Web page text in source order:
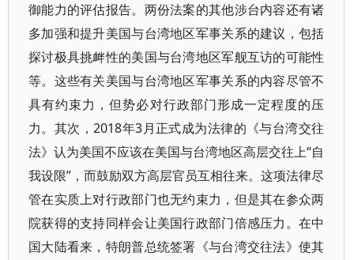
御能力的评估报告。两份法案的其他涉台内容还有诸
多加强和提升美国与台湾地区军事关系的建议，包括
探讨极具挑衅性的美国与台湾地区军舰互访的可能性
等。这些有关美国与台湾地区军事关系的内容尽管不
具有约束力，但势必对行政部门形成一定程度的压
力。其次，2018年3月正式成为法律的《与台湾交往
法》认为美国不应该在美国与台湾地区高层交往上“自
我设限”，而鼓励双方高层官员互相往来。这项法律尽
管在实质上对行政部门也无约束力，但是其在参众两
院获得的支持同样会让美国行政部门倍感压力。在中
国大陆看来，特朗普总统签署《与台湾交往法》使其